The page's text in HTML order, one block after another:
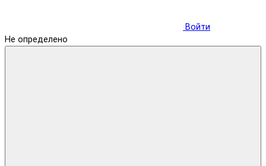
Войти
Не определено